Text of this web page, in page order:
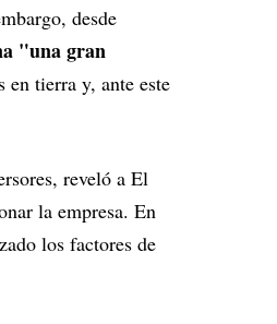
desde
"una gran
en tierra y, ante este
reveló a El
la empresa. En
los factores de